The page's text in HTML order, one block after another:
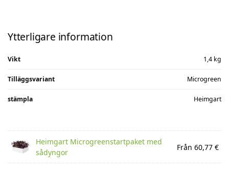
Ytterligare information
Vikt 1,4 kg
Tilläggsvariant Microgreen
stämpla Heimgart
Heimgart Microgreenstartpaket med
sådyngor
Från 60,77 €